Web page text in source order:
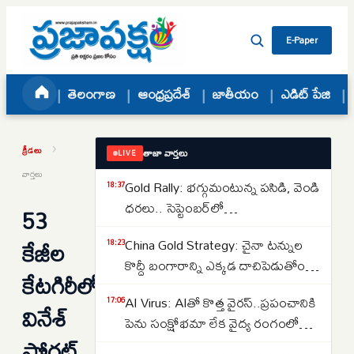
Skip to content
E-Paper
తెలంగాణ ఆంధ్రప్రదేశ్ జాతీయం ఎడిట్ పేజి
క్రీడలు ›
వార్తలు
53
కేజీల
కేట‌గిరీలో..
వినేశ్
LIVE తాజా వార్తలు
18:37Gold Rally: భగ్గుమంటున్న పసిడి, వెండి
ధరలు.. సెప్టెంబర్‌లో
18:23China Gold Strategy: చైనా టన్నుల
కొద్దీ బంగారాన్ని ఎక్కడ దాచిపెడుతోందో
వెనుక అసలు కథ ఇదే..
17:06AI Virus: AIతో కొత్త వైరస్‌..ప్రపంచానికి
పెను సంక్షోభమా లేక వైద్య రంగంలో